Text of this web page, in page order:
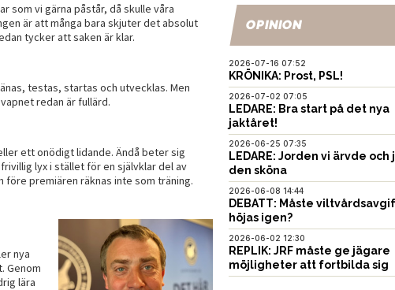
som vi gärna påstår, då skulle våra
är att många bara skjuter det absolut
tycker att saken är klar.
testas, startas och utvecklas. Men
redan är fullärd.
ett onödigt lidande. Ändå beter sig
lyx i stället för en självklar del av
före premiären räknas inte som träning.
nya
Genom
lära
OPINION
2026-07-16 07:52
KRÖNIKA: Prost, PSL!
2026-07-02 07:05
LEDARE: Bra start på det nya
jaktåret!
2026-06-25 07:35
LEDARE: Jorden vi ärvde och
den sköna
2026-06-08 14:44
DEBATT: Måste
höjas igen?
2026-06-02 12:30
REPLIK: JRF måste ge jägare
möjligheter att fortbilda sig